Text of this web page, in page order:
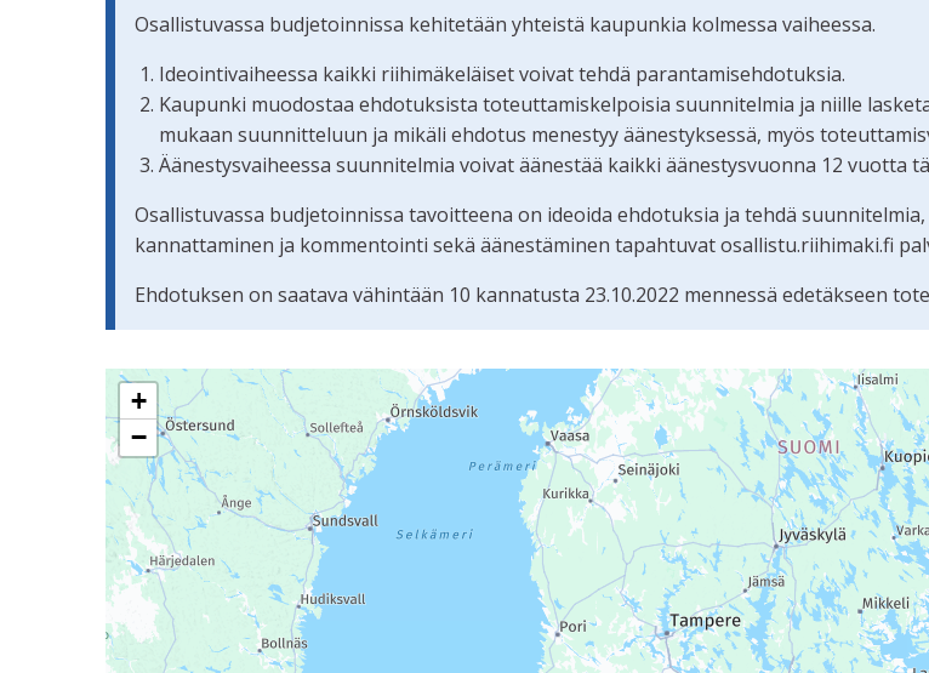
Osallistuvassa budjetoinnissa kehitetään yhteistä kaupunkia kolmessa vaiheessa.
Ideointivaiheessa kaikki riihimäkeläiset voivat tehdä parantamisehdotuksia.
Kaupunki muodostaa ehdotuksista toteuttamiskelpoisia suunnitelmia ja niille
mukaan suunnitteluun ja mikäli ehdotus menestyy äänestyksessä, myös
Äänestysvaiheessa suunnitelmia voivat äänestää kaikki äänestysvuonna 12 vuotta
Osallistuvassa budjetoinnissa tavoitteena on ideoida ehdotuksia ja tehdä
kannattaminen ja kommentointi sekä äänestäminen tapahtuvat osallistu.riihimaki.fi
Ehdotuksen on saatava vähintään 10 kannatusta 23.10.2022 mennessä edetäkseen
Seuraavassa elementissä on kartta, joka esittää tämän sivun tietueet karttapisteinä.
+
−